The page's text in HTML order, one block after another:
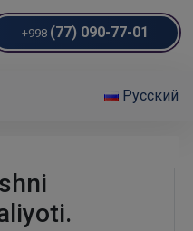
+998 (77) 090-77-01
Русский